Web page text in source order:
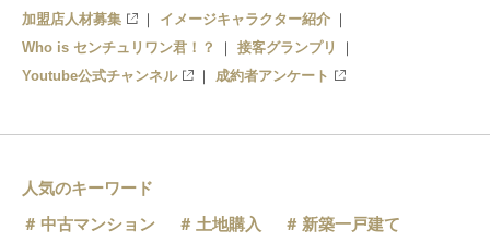
加盟店人材募集
イメージキャラクター紹介
Who is センチュリワン君！？
接客グランプリ
Youtube公式チャンネル
成約者アンケート
人気のキーワード
中古マンション
土地購入
新築一戸建て